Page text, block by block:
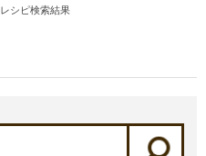
レシピ検索結果